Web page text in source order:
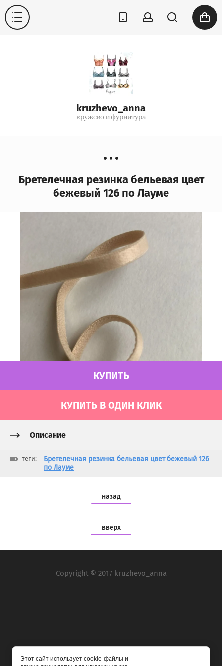
kruzhevo_anna
кружево и фурнитура
Бретелечная резинка бельевая цвет
бежевый 126 по Лауме
КУПИТЬ
КУПИТЬ В ОДИН КЛИК
Описание
теги:
Бретелечная резинка бельевая цвет бежевый 126
по Лауме
назад
вверх
Copyright © 2017 kruzhevo_anna
Мы в социальных сетях:
Этот сайт использует cookie-файлы и